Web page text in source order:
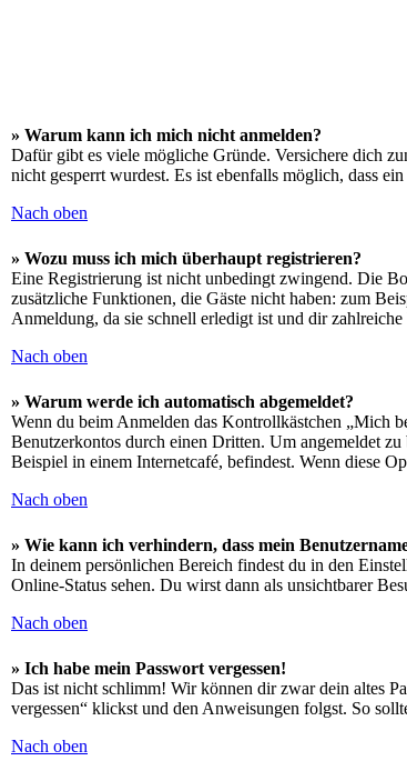
» Warum kann ich mich nicht anmelden?
Dafür gibt es viele mögliche Gründe. Versichere dich
nicht gesperrt wurdest. Es ist ebenfalls möglich, dass
Nach oben
» Wozu muss ich mich überhaupt registrieren?
Eine Registrierung ist nicht unbedingt zwingend. Die
zusätzliche Funktionen, die Gäste nicht haben: zum
Anmeldung, da sie schnell erledigt ist und dir
Nach oben
» Warum werde ich automatisch abgemeldet?
Wenn du beim Anmelden das Kontrollkästchen „Mich
Benutzerkontos durch einen Dritten. Um angemeldet
Beispiel in einem Internetcafé, befindest. Wenn diese
Nach oben
» Wie kann ich verhindern, dass mein
In deinem persönlichen Bereich findest du in den
Online-Status sehen. Du wirst dann als unsichtbarer
Nach oben
» Ich habe mein Passwort vergessen!
Das ist nicht schlimm! Wir können dir zwar dein altes
vergessen“ klickst und den Anweisungen folgst. So
Nach oben